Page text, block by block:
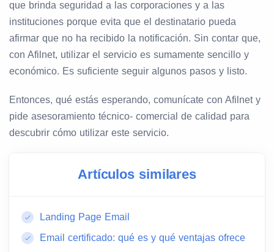
que brinda seguridad a las corporaciones y a las
instituciones porque evita que el destinatario pueda
afirmar que no ha recibido la notificación. Sin contar que,
con Afilnet, utilizar el servicio es sumamente sencillo y
económico. Es suficiente seguir algunos pasos y listo.
Entonces, qué estás esperando, comunícate con Afilnet y
pide asesoramiento técnico- comercial de calidad para
descubrir cómo utilizar este servicio.
Artículos similares
Landing Page Email
Email certificado: qué es y qué ventajas ofrece